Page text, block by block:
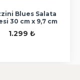
Blues Salata
30 cm x 9,7 cm
1.299 ₺